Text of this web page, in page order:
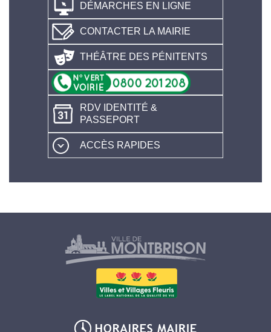
DÉMARCHES EN LIGNE
CONTACTER LA MAIRIE
THÉÂTRE DES PÉNITENTS
RDV IDENTITÉ &
PASSEPORT
ACCÈS RAPIDES